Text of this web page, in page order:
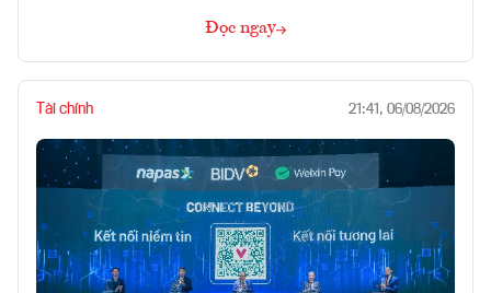
Đọc ngay
Tài chính 21:41, 06/08/2026